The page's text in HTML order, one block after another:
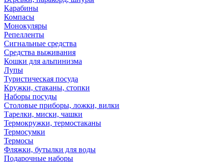
Карабины
Компасы
Монокуляры
Репелленты
Сигнальные средства
Средства выживания
Кошки для альпинизма
Лупы
Туристическая посуда
Кружки, стаканы, стопки
Наборы посуды
Столовые приборы, ложки, вилки
Тарелки, миски, чашки
Термокружки, термостаканы
Термосумки
Термосы
Фляжки, бутылки для воды
Подарочные наборы